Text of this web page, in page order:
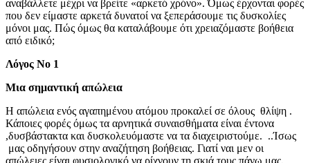
αναβάλλετε μέχρι να βρείτε «αρκετό χρόνο». Όμως έρχονται φορές
που δεν είμαστε αρκετά δυνατοί να ξεπεράσουμε τις δυσκολίες
μόνοι μας. Πώς όμως θα καταλάβουμε ότι χρειαζόμαστε βοήθεια
από ειδικό;
Λόγος Νο 1
Μια σημαντική απώλεια
Η απώλεια ενός αγαπημένου ατόμου προκαλεί σε όλους θλίψη .
Κάποιες φορές όμως τα αρνητικά συναισθήματα είναι έντονα
,δυσβάστακτα και δυσκολευόμαστε να τα διαχειριστούμε. ..Ίσως
μας οδηγήσουν στην αναζήτηση βοήθειας. Γιατί ναι μεν οι
απώλειες είναι φυσιολογικό να ρίχνουν τη σκιά τους πάνω μας,